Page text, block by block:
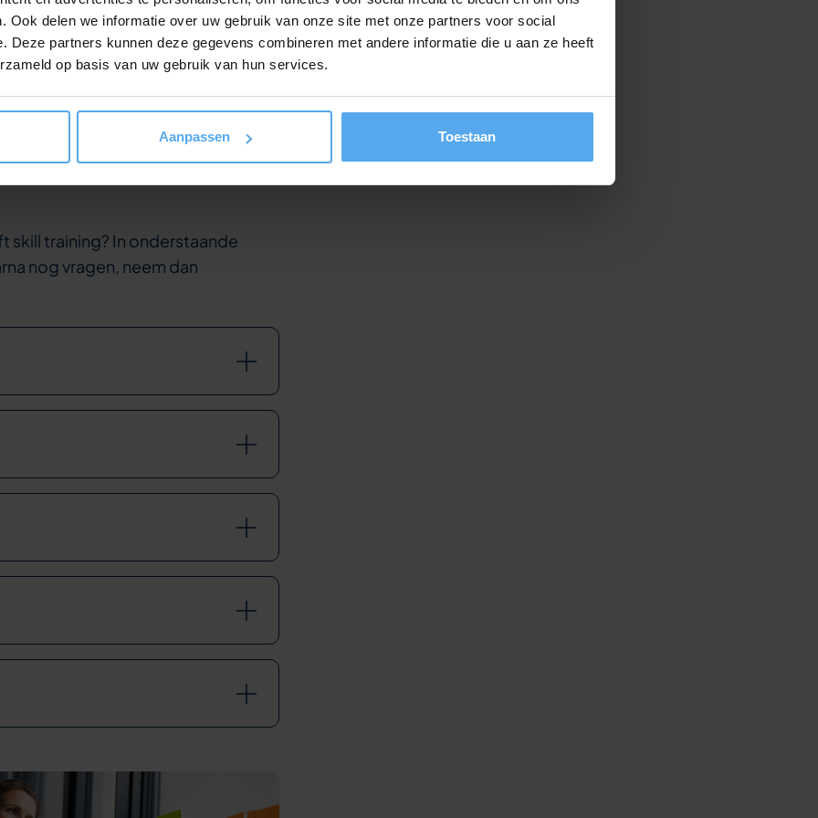
Ook delen we informatie over uw gebruik van onze site met onze partners voor social
Deze partners kunnen deze gegevens combineren met andere informatie die u aan ze heeft
op basis van uw gebruik van hun services.
Aanpassen Toestaan
skill training? In onderstaande
nog vragen, neem dan